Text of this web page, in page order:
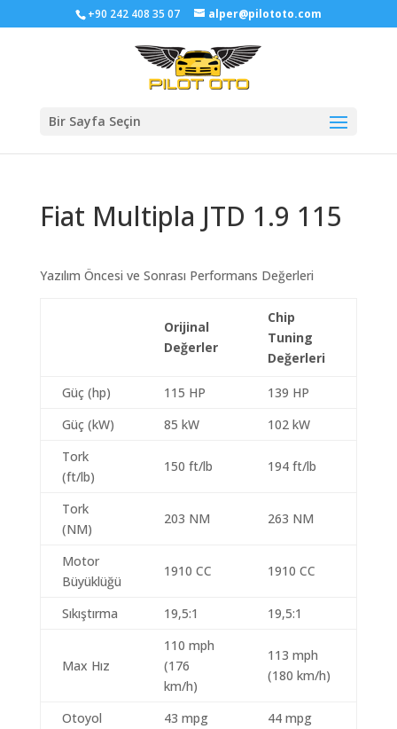
+90 242 408 35 07 alper@pilototo.com
Bir Sayfa Seçin
Fiat Multipla JTD 1.9 115
Yazılım Öncesi ve Sonrası Performans Değerleri
Orijinal
Değerler
Chip
Tuning
Değerleri
Güç (hp) 115 HP
139 HP
Güç (kW)
85 kW
102 kW
Tork
(ft/lb)
150 ft/lb 194 ft/lb
Tork
(NM)
203 NM 263 NM
Motor
Büyüklüğü
1910 CC 1910 CC
Sıkıştırma 19,5:1 19,5:1
Max Hız
110 mph
(176
km/h)
113 mph
(180 km/h)
Otoyol
43 mpg
44 mpg